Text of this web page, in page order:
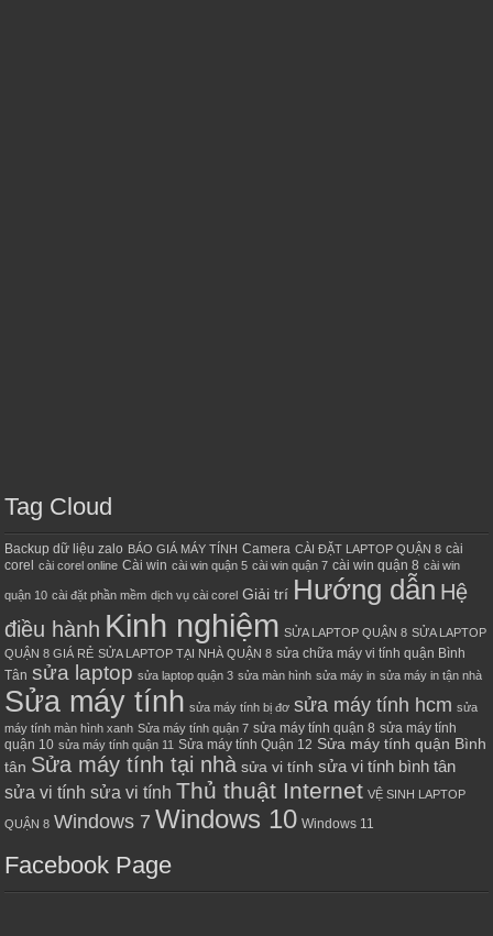
Tag Cloud
Backup dữ liệu zalo BÁO GIÁ MÁY TÍNH Camera CÀI ĐẶT LAPTOP QUẬN 8 cài
corel
cài corel online Cài win cài win quận 5 cài win quận 7 cài win quận 8 cài win
quận 10 cài đặt phần mềm dịch vụ cài corel Giải trí Hướng dẫn Hệ
điều hành Kinh nghiệm SỬA LAPTOP QUẬN 8 SỬA LAPTOP
QUẬN 8 GIÁ RẺ SỬA LAPTOP TẠI NHÀ QUẬN 8 sửa chữa máy vi tính quận Bình
Tân sửa laptop sửa laptop quận 3 sửa màn hình sửa máy in sửa máy in tận nhà
Sửa máy tính sửa máy tính bị đơ sửa máy tính hcm sửa
máy tính màn hình xanh Sửa máy tính quận 7 sửa máy tính quận 8 sửa máy tính
quận 10 sửa máy tính quận 11 Sửa máy tính Quận 12 Sửa máy tính quận Bình
tân Sửa máy tính tại nhà sửa vi tính sửa vi tính bình tân
sửa vi tính sửa vi tính Thủ thuật Internet VỆ SINH LAPTOP
QUẬN 8 Windows 7 Windows 10 Windows 11
Facebook Page